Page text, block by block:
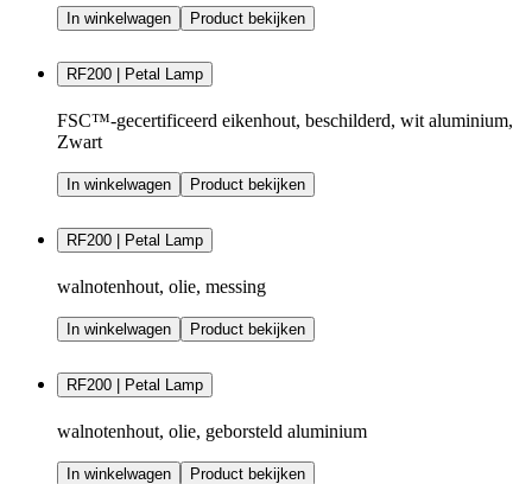
In winkelwagen Product bekijken
RF200 | Petal Lamp
FSC™-gecertificeerd eikenhout, beschilderd, wit aluminium,
Zwart
In winkelwagen Product bekijken
RF200 | Petal Lamp
walnotenhout, olie, messing
In winkelwagen Product bekijken
RF200 | Petal Lamp
walnotenhout, olie, geborsteld aluminium
In winkelwagen Product bekijken